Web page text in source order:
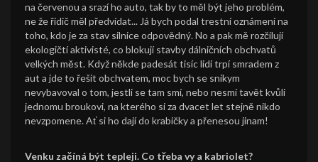
na červenou a srazí ho auto, tak by to měl být jeho problém,
ne že řidič měl předvídat... Já bych podal trestní oznámení na
toho, kdo je za stav silnice odpovědný. No a pak mě rozčilují
ekologičtí aktivisté, co blokují stavby dálničních obchvatů
velkých měst. Když někde padesát tisíc lidí trpí smradem z
aut a jde to řešit obchvatem, moc bych se snikym
nevybavoval o tom, jestli se tam smí, nebo nesmí tavět kvůli
jednomu broukovi, na kterého si za dvacet let stejně nikdo
nevzpomene. Ať si ho dají do krabičky a přenesou jinam!
Venku začíná být tepleji. Co třeba vy a kabriolet?